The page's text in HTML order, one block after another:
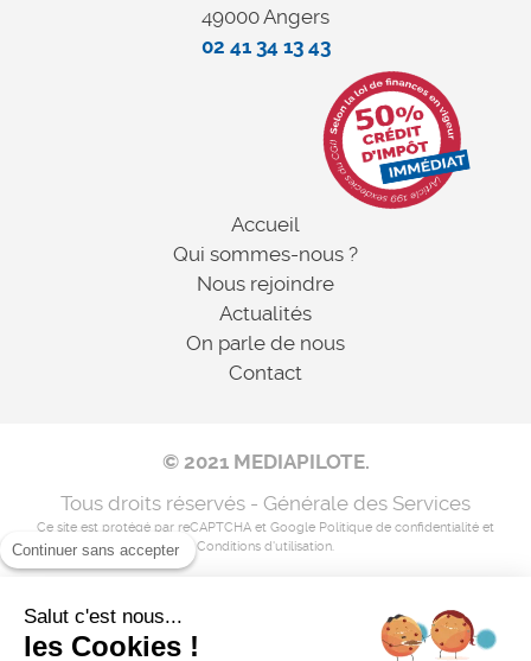
49000 Angers
02 41 34 13 43
Accueil
Qui sommes-nous ?
Nous rejoindre
Actualités
On parle de nous
Contact
© 2021 MEDIAPILOTE.
Tous droits réservés - Générale des Services
Ce site est protégé par reCAPTCHA et Google Politique de confidentialité et
Conditions d'utilisation.
Continuer sans accepter
Salut c'est nous...
les Cookies !